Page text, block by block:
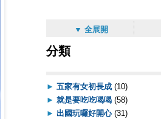
▼ 全展開
分類
► 五家有女初長成 (10)
► 就是要吃吃喝喝 (58)
► 出國玩囉好開心 (31)